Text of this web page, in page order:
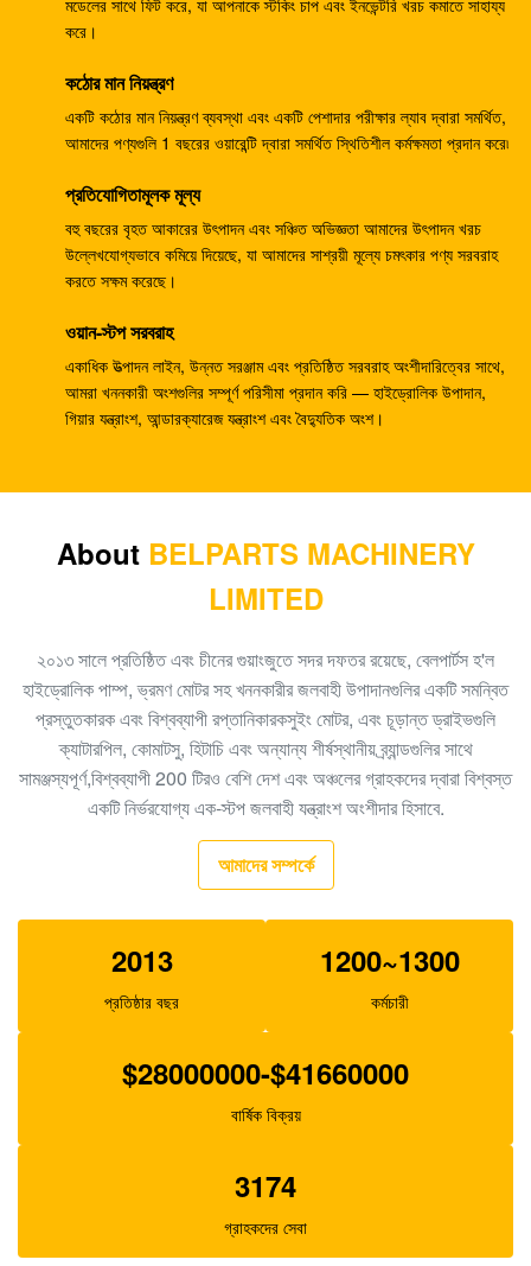
133-6907 জলবাহী র‌্যাম পাম্প, খননকারক E330B E345 এর জন্য
জলবাহী পাম্প
খননকারী জলবাহী প্রধান পাম্প DH370-9 370-9 গিয়ার পাম্প
DH370-7 370-7 K9005449 পাইলট পাম্প
গিয়ারবক্স হ্রাস
খননকারী PSVD2-17E জলবাহী র্যাম পাম্প PSVD2 EC35
VOE11806089 গিয়ার পাম্প
খননকারক E312V1 E312V2 ভ্রমণ হ্রাস 1107079 1107080
ভ্রমণ গিয়ারবক্স
খননকারক K1011413A ট্র্যাভেল গিয়ারবক্স DH258-7 DX260
DH255-5 DX255LC
খননকারী পাইলট পাম্প PC40-6 রাম পাম্প PC40 705-41-08010
প্রধান পাম্প
খননকারীর EC140B XCM150 ভ্রমণ গিয়ারবক্স MBEB170
VOE14573820 ভ্রমণ হ্রাস
খননকারীর EC460 পাইলট পাম্প হাইড্রোলিক গিয়ার পাম্প SA8230-
খননকারক SK140-8 SK140SR ট্র্যাভেল গিয়ারবক্স
বেলপার্টস এসবিএস 140 খননকারী পাইলট পাম্প E325C E324 200-
3343 এর জন্য
করে।
কঠোর মান নিয়ন্ত্রণ
একটি কঠোর মান নিয়ন্ত্রণ ব্যবস্থা এবং একটি পেশাদার পরীক্ষার ল্যাব দ্বারা সমর্থিত,
আমাদের পণ্যগুলি 1 বছরের ওয়ারেন্টি দ্বারা সমর্থিত স্থিতিশীল কর্মক্ষমতা প্রদান করে৷
প্রতিযোগিতামূলক মূল্য
বহু বছরের বৃহত আকারের উৎপাদন এবং সঞ্চিত অভিজ্ঞতা আমাদের উৎপাদন খরচ
উল্লেখযোগ্যভাবে কমিয়ে দিয়েছে, যা আমাদের সাশ্রয়ী মূল্যে চমৎকার পণ্য সরবরাহ
করতে সক্ষম করেছে।
ওয়ান-স্টপ সরবরাহ
একাধিক উত্পাদন লাইন, উন্নত সরঞ্জাম এবং প্রতিষ্ঠিত সরবরাহ অংশীদারিত্বের সাথে,
আমরা খননকারী অংশগুলির সম্পূর্ণ পরিসীমা প্রদান করি — হাইড্রোলিক উপাদান,
গিয়ার যন্ত্রাংশ, আন্ডারক্যারেজ যন্ত্রাংশ এবং বৈদ্যুতিক অংশ।
About BELPARTS MACHINERY
LIMITED
২০১৩ সালে প্রতিষ্ঠিত এবং চীনের গুয়াংজুতে সদর দফতর রয়েছে, বেলপার্টস হ'ল
হাইড্রোলিক পাম্প, ভ্রমণ মোটর সহ খননকারীর জলবাহী উপাদানগুলির একটি সমন্বিত
প্রস্তুতকারক এবং বিশ্বব্যাপী রপ্তানিকারকসুইং মোটর, এবং চূড়ান্ত ড্রাইভগুলি
ক্যাটারপিল, কোমাটসু, হিটাচি এবং অন্যান্য শীর্ষস্থানীয় ব্র্যান্ডগুলির সাথে
সামঞ্জস্যপূর্ণ,বিশ্বব্যাপী 200 টিরও বেশি দেশ এবং অঞ্চলের গ্রাহকদের দ্বারা বিশ্বস্ত
একটি নির্ভরযোগ্য এক-স্টপ জলবাহী যন্ত্রাংশ অংশীদার হিসাবে.
আমাদের সম্পর্কে
2013
প্রতিষ্ঠার বছর
1200~1300
কর্মচারী
$28000000-$41660000
বার্ষিক বিক্রয়
3174
গ্রাহকদের সেবা